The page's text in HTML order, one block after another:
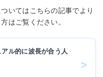
いてはこちらの記事でより
はご覧ください。
アル的に波長が合う人